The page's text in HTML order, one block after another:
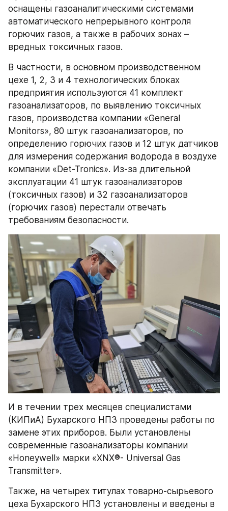
оснащены газоаналитическими системами
автоматического непрерывного контроля
горючих газов, а также в рабочих зонах –
вредных токсичных газов.
В частности, в основном производственном
цехе 1, 2, 3 и 4 технологических блоках
предприятия используются 41 комплект
газоанализаторов, по выявлению токсичных
газов, производства компании «General
Monitors», 80 штук газоанализаторов, по
определению горючих газов и 12 штук датчиков
для измерения содержания водорода в воздухе
компании «Det-Tronics». Из-за длительной
эксплуатации 41 штук газоанализаторов
(токсичных газов) и 32 газоанализаторов
(горючих газов) перестали отвечать
требованиям безопасности.
И в течении трех месяцев специалистами
(КИПиА) Бухарского НПЗ проведены работы по
замене этих приборов. Были установлены
современные газоанализаторы компании
«Honeywell» марки «XNX®- Universal Gas
Transmitter».
Также, на четырех титулах товарно-сырьевого
цеха Бухарского НПЗ установлены и введены в